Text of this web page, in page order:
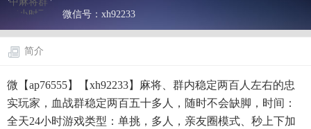
微信号： xh92233
简介
微【ap76555】【xh92233】麻将、群内稳定两百人左右的忠
实玩家，血战群稳定两百五十多人，随时不会缺脚，时间：
全天24小时游戏类型：单挑，多人，亲友圈模式、秒上下加